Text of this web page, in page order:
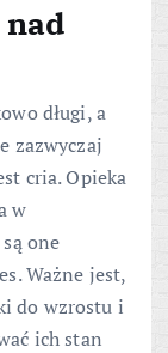
długi, a
zazwyczaj
cria. Opieka
w
one
Ważne jest,
do wzrostu i
ich stan